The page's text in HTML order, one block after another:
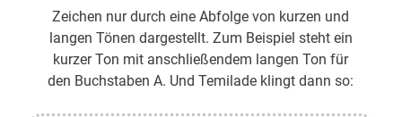
Zeichen nur durch eine Abfolge von kurzen und
langen Tönen dargestellt. Zum Beispiel steht ein
kurzer Ton mit anschließendem langen Ton für
den Buchstaben A. Und Temilade klingt dann so: